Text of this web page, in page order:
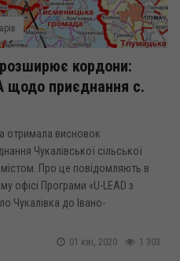
кордони:
щодо приєднання с.
отримала висновок
Чукалівської сільської
Про це повідомляють в
офісі Програми «U-LEAD з
Чукалівка до Івано-
1 303
01 кві, 2020